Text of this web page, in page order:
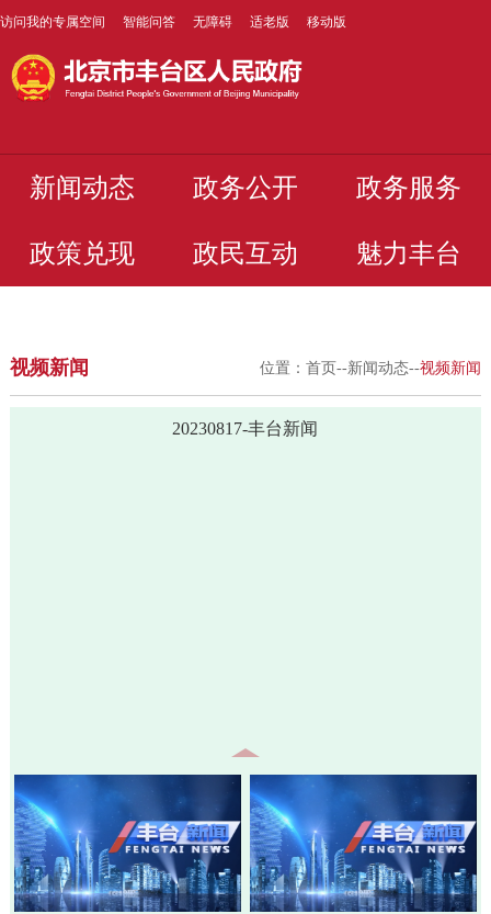
访问我的专属空间 智能问答 无障碍 适老版 移动版
新闻动态 政务公开 政务服务
政策兑现 政民互动 魅力丰台
视频新闻 位置：首页--新闻动态--视频新闻
20230817-丰台新闻
20260805-丰台新闻